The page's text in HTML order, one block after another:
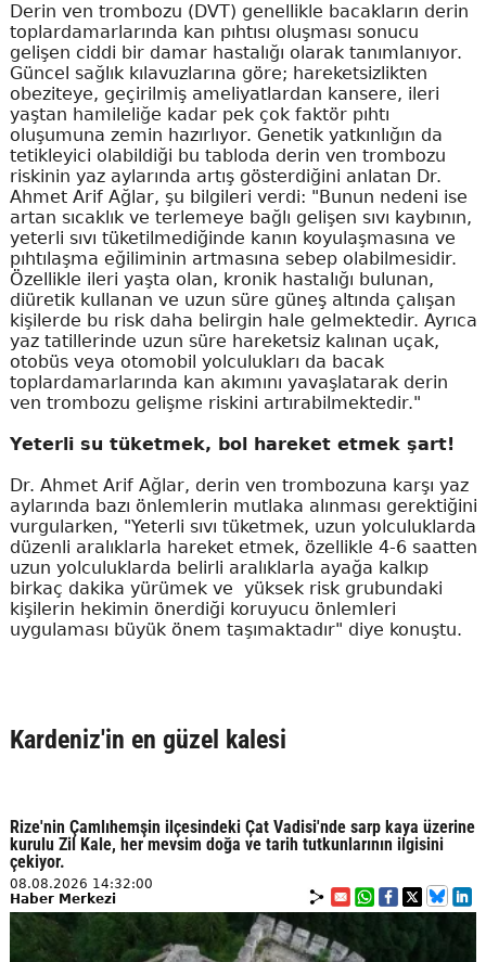
Derin ven trombozu (DVT) genellikle bacakların derin
toplardamarlarında kan pıhtısı oluşması sonucu
gelişen ciddi bir damar hastalığı olarak tanımlanıyor.
Güncel sağlık kılavuzlarına göre; hareketsizlikten
obeziteye, geçirilmiş ameliyatlardan kansere, ileri
yaştan hamileliğe kadar pek çok faktör pıhtı
oluşumuna zemin hazırlıyor. Genetik yatkınlığın da
tetikleyici olabildiği bu tabloda derin ven trombozu
riskinin yaz aylarında artış gösterdiğini anlatan Dr.
Ahmet Arif Ağlar, şu bilgileri verdi: "Bunun nedeni ise
artan sıcaklık ve terlemeye bağlı gelişen sıvı kaybının,
yeterli sıvı tüketilmediğinde kanın koyulaşmasına ve
pıhtılaşma eğiliminin artmasına sebep olabilmesidir.
Özellikle ileri yaşta olan, kronik hastalığı bulunan,
diüretik kullanan ve uzun süre güneş altında çalışan
kişilerde bu risk daha belirgin hale gelmektedir. Ayrıca
yaz tatillerinde uzun süre hareketsiz kalınan uçak,
otobüs veya otomobil yolculukları da bacak
toplardamarlarında kan akımını yavaşlatarak derin
ven trombozu gelişme riskini artırabilmektedir."
Yeterli su tüketmek, bol hareket etmek şart!
Dr. Ahmet Arif Ağlar, derin ven trombozuna karşı yaz
aylarında bazı önlemlerin mutlaka alınması gerektiğini
vurgularken, "Yeterli sıvı tüketmek, uzun yolculuklarda
düzenli aralıklarla hareket etmek, özellikle 4-6 saatten
uzun yolculuklarda belirli aralıklarla ayağa kalkıp
birkaç dakika yürümek ve yüksek risk grubundaki
kişilerin hekimin önerdiği koruyucu önlemleri
uygulaması büyük önem taşımaktadır" diye konuştu.
Kardeniz'in en güzel kalesi
Rize'nin Çamlıhemşin ilçesindeki Çat Vadisi'nde sarp kaya üzerine
kurulu Zil Kale, her mevsim doğa ve tarih tutkunlarının ilgisini
çekiyor.
08.08.2026 14:32:00
Haber Merkezi